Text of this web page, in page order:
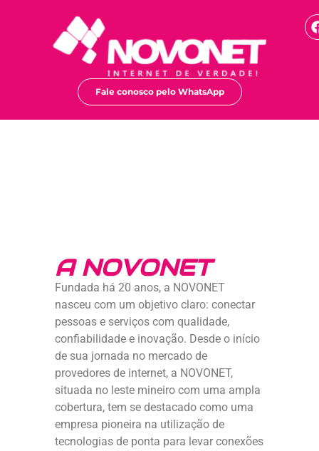
Fale conosco pelo WhatsApp
A NOVONET
Fundada há 20 anos, a NOVONET
nasceu com um objetivo claro: conectar
pessoas e serviços com qualidade,
confiabilidade e inovação. Desde o início
de sua jornada no mercado de
provedores de internet, a NOVONET,
situada no leste mineiro com uma ampla
cobertura, tem se destacado como uma
empresa pioneira na utilização de
tecnologias de ponta para levar conexões